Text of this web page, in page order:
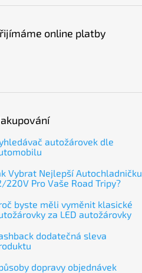
online platby
autožárovek dle
Vybrat Nejlepší Autochladničku
220V Pro Vaše Road Tripy?
byste měli vyměnit klasické
za LED autožárovky
dodatečná sleva
dopravy objednávek